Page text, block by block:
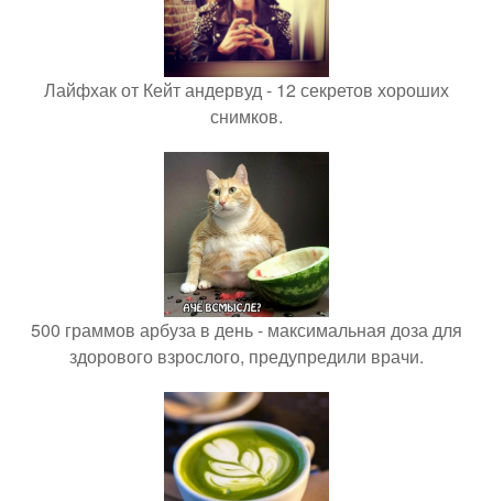
Лайфхак от Кейт андервуд - 12 секретов хороших
снимков.
500 граммов арбуза в день - максимальная доза для
здорового взрослого, предупредили врачи.